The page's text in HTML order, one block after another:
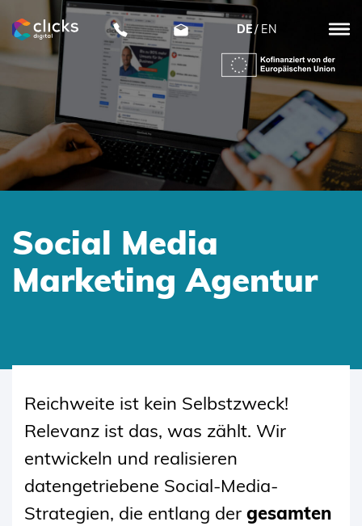
clicks
DE EN
Social Media
Marketing Agentur
SKIP
CONTENT
Reichweite ist kein Selbstzweck!
Relevanz ist das, was zählt. Wir
entwickeln und realisieren
datengetriebene Social-Media-
Strategien, die entlang der gesamten